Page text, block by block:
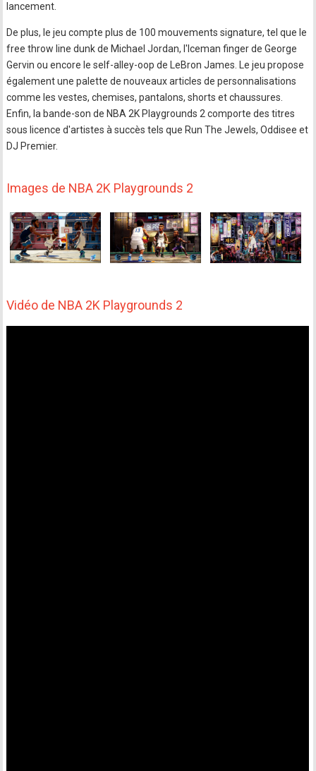
lancement.
De plus, le jeu compte plus de 100 mouvements signature, tel que le
free throw line dunk de Michael Jordan, l'Iceman finger de George
Gervin ou encore le self-alley-oop de LeBron James. Le jeu propose
également une palette de nouveaux articles de personnalisations
comme les vestes, chemises, pantalons, shorts et chaussures.
Enfin, la bande-son de NBA 2K Playgrounds 2 comporte des titres
sous licence d'artistes à succès tels que Run The Jewels, Oddisee et
DJ Premier.
Images de NBA 2K Playgrounds 2
Vidéo de NBA 2K Playgrounds 2